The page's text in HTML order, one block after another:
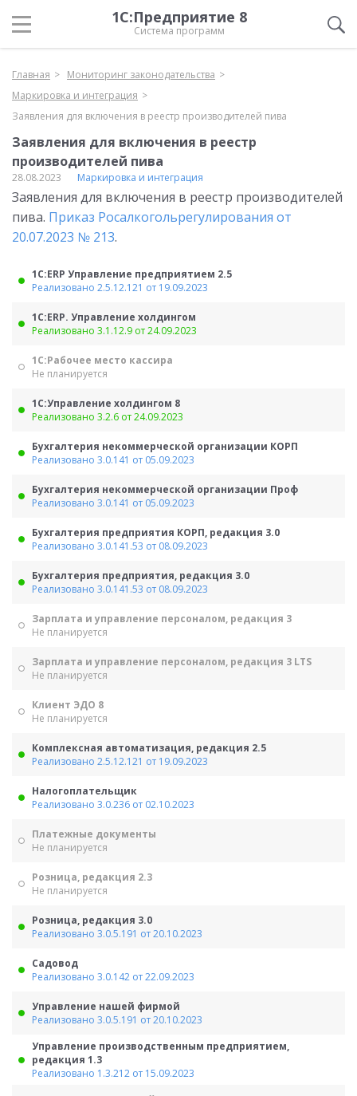
1С:Предприятие 8
Система программ
Главная
Мониторинг законодательства
Маркировка и интеграция
Заявления для включения в реестр производителей пива
Заявления для включения в реестр
производителей пива
28.08.2023 Маркировка и интеграция
Заявления для включения в реестр производителей
пива. Приказ Росалкогольрегулирования от
20.07.2023 № 213.
1С:ERP Управление предприятием 2.5
Реализовано 2.5.12.121 от 19.09.2023
1С:ERP. Управление холдингом
Реализовано 3.1.12.9 от 24.09.2023
1С:Рабочее место кассира
Не планируется
1С:Управление холдингом 8
Реализовано 3.2.6 от 24.09.2023
Бухгалтерия некоммерческой организации КОРП
Реализовано 3.0.141 от 05.09.2023
Бухгалтерия некоммерческой организации Проф
Реализовано 3.0.141 от 05.09.2023
Бухгалтерия предприятия КОРП, редакция 3.0
Реализовано 3.0.141.53 от 08.09.2023
Бухгалтерия предприятия, редакция 3.0
Реализовано 3.0.141.53 от 08.09.2023
Зарплата и управление персоналом, редакция 3
Не планируется
Зарплата и управление персоналом, редакция 3 LTS
Не планируется
Клиент ЭДО 8
Не планируется
Комплексная автоматизация, редакция 2.5
Реализовано 2.5.12.121 от 19.09.2023
Налогоплательщик
Реализовано 3.0.236 от 02.10.2023
Платежные документы
Не планируется
Розница, редакция 2.3
Не планируется
Розница, редакция 3.0
Реализовано 3.0.5.191 от 20.10.2023
Садовод
Реализовано 3.0.142 от 22.09.2023
Управление нашей фирмой
Реализовано 3.0.5.191 от 20.10.2023
Управление производственным предприятием,
редакция 1.3
Реализовано 1.3.212 от 15.09.2023